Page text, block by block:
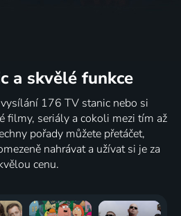
a skvělé funkce
176 TV stanic nebo si
filmy, seriály a cokoli mezi tím až
pořady můžete přetáčet,
nahrávat a užívat si je za
cenu.